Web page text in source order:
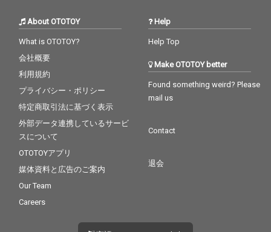
About OTOTOY
What is OTOTOY?
会社概要
利用規約
プライバシー・ポリシー
特定商取引法に基づく表示
外部データ連携しているサービ
スについて
OTOTOYアプリ
媒体資料と広告のご案内
Our Team
Careers
Help
Help Top
Make OTOTOY better
Found something weird? Please
mail us
Contact
退会